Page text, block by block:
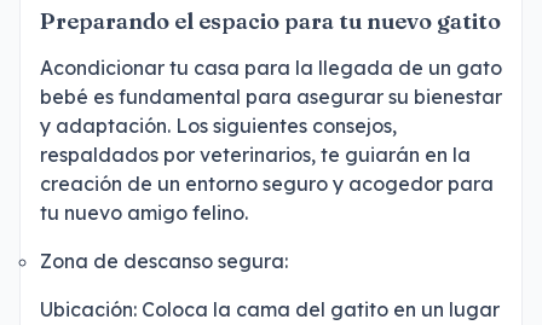
Preparando el espacio para tu nuevo gatito
Acondicionar tu casa para la llegada de un gato
bebé es fundamental para asegurar su bienestar
y adaptación. Los siguientes consejos,
respaldados por veterinarios, te guiarán en la
creación de un entorno seguro y acogedor para
tu nuevo amigo felino.
Zona de descanso segura:
Ubicación: Coloca la cama del gatito en un lugar